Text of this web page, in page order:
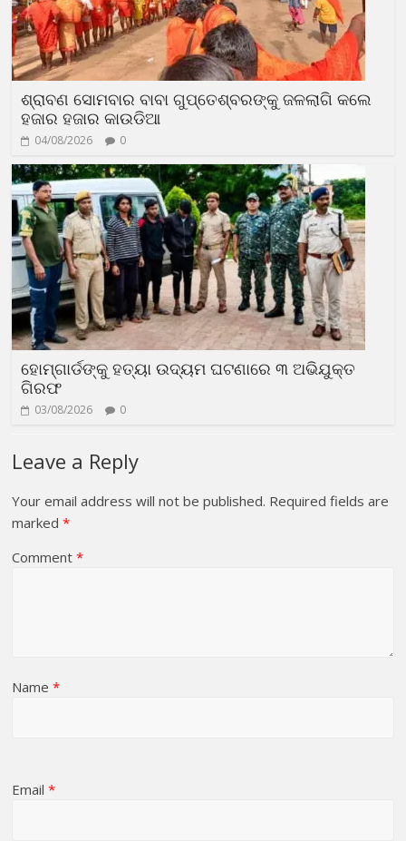
ଶ୍ରାବଣ ସୋମବାର ବାବା ଗୁପ୍ତେଶ୍ବରଙ୍କୁ ଜଳଲାଗି କଲେ
ହଜାର ହଜାର କାଉଡିଆ
04/08/2026 0
ହୋମ୍‌ଗାର୍ଡଙ୍କୁ ହତ୍ୟା ଉଦ୍ୟମ ଘଟଣାରେ ୩ ଅଭିଯୁକ୍ତ
ଗିରଫ
03/08/2026 0
Leave a Reply
Your email address will not be published. Required fields are
marked*
Comment*
Name*
Email*